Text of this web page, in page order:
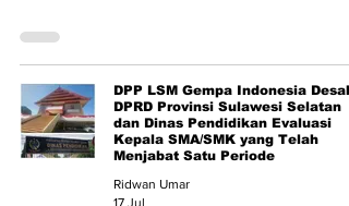
DPP LSM Gempa Indonesia Desak
DPRD Provinsi Sulawesi Selatan
dan Dinas Pendidikan Evaluasi
Kepala SMA/SMK yang Telah
Menjabat Satu Periode
Ridwan Umar
17 Jul